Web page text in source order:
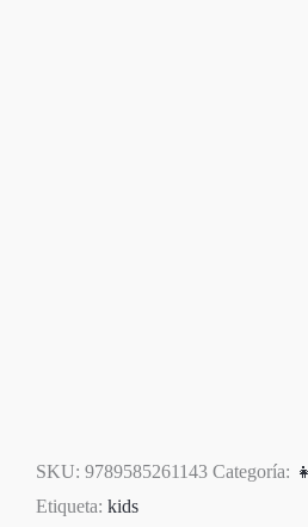
SKU: 9789585261143 Categoría:
Etiqueta: kids